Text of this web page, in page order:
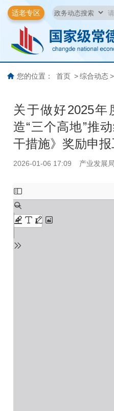
适老专区
您的位置： 首页 > 综合动态 >
关于做好2025
造“三个高地”推
干措施》奖励申
2026-01-06 17:09 产业发展局